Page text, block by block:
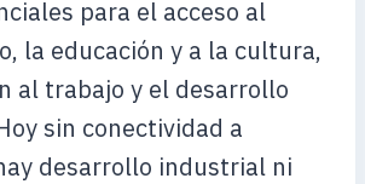
para el acceso al
la educación y a la cultura,
al trabajo y el desarrollo
sin conectividad a
desarrollo industrial ni